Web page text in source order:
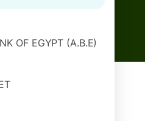
OF EGYPT (A.B.E)